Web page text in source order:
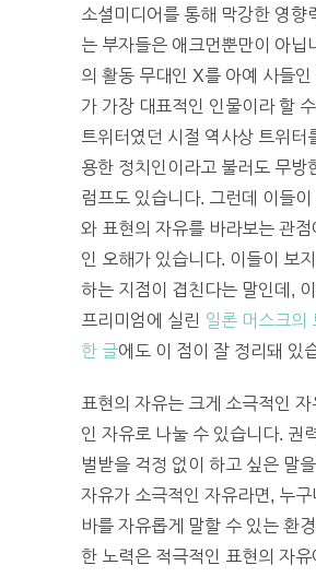
소셜미디어를 통해 막강한 영향
는 부자들은 애크먼뿐만이 아닙
의 활동 무대인 X를 아예 사들
가 가장 대표적인 인물이라 할
트위터였던 시절 역사상 트위터
용한 정치인이라고 불러도 무방
럼프도 있습니다. 그런데 이들이
와 표현의 자유를 바라보는 관점
인 오해가 있습니다. 이들이 보
하는 지점이 겹친다는 말인데,
프리미엄에 실린 일론 머스크의
한 글에도 이 점이 잘 정리돼 있
표현의 자유는 크게 소극적인 자
인 자유로 나눌 수 있습니다. 권
벌받을 걱정 없이 하고 싶은 말
자유가 소극적인 자유라면, 누
바를 자유롭게 말할 수 있는 환
한 노력은 적극적인 표현의 자